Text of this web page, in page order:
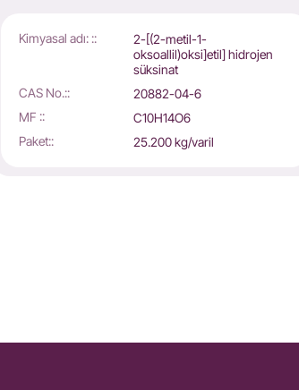
Kimyasal adı: ::
2-[(2-metil-1-
oksoallil)oksi]etil] hidrojen
süksinat
CAS No.::
20882-04-6
MF ::
C10H14O6
Paket::
25.200 kg/varil